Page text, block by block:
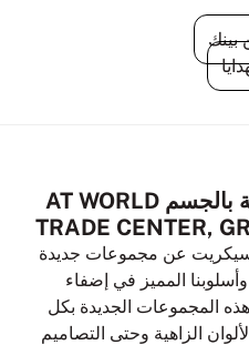
بينك
البخاخات المعطرة والعناية بالجسم AT WORLD
TRADE CENTER,
عن مجموعات جديدة
المميز في إضفاء
هذه المجموعات الجديدة بكل
الزاهية وحتى التصاميم